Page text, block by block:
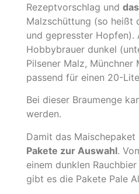
Rezeptvorschlag und
Malzschüttung (so heißt
und gepresster Hopfen).
Hobbybrauer dunkel
Pilsener Malz,
passend für einen 20-
Bei dieser Braumenge
werden.
Damit das
Pakete zur Auswahl.
einem dunklen
gibt es die Pakete Pale